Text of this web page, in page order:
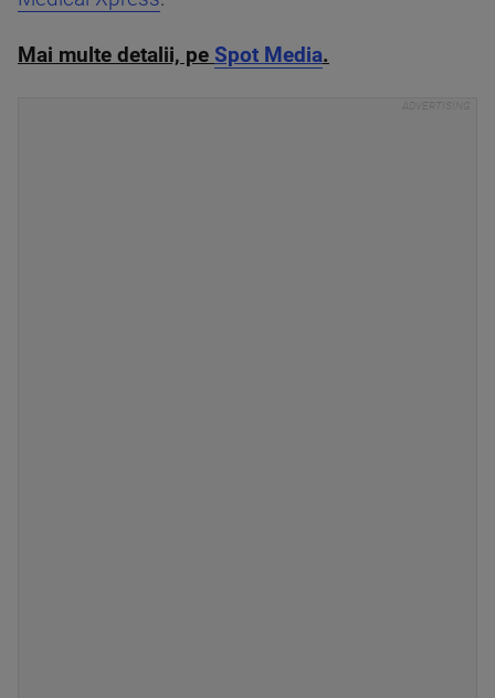
Mai multe detalii, pe Spot Media.